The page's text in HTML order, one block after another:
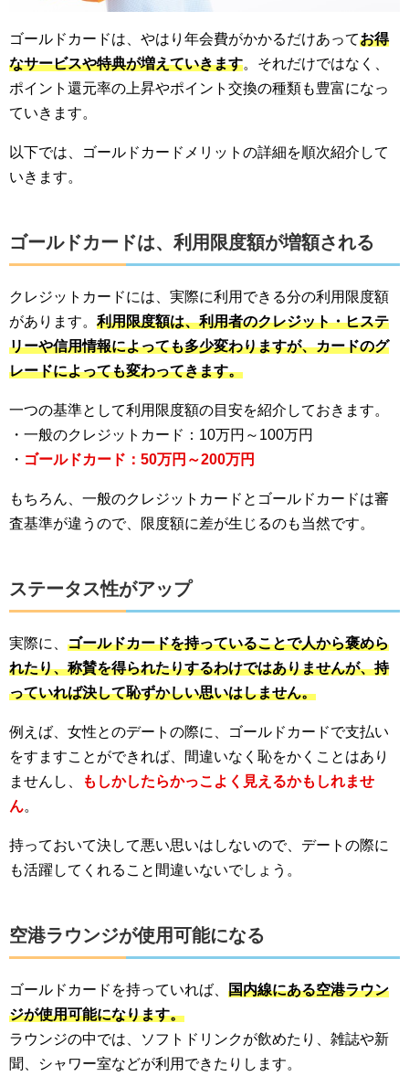
ゴールドカードは、やはり年会費がかかるだけあってお得
なサービスや特典が増えていきます。それだけではなく、
ポイント還元率の上昇やポイント交換の種類も豊富になっ
ていきます。
以下では、ゴールドカードメリットの詳細を順次紹介して
いきます。
ゴールドカードは、利用限度額が増額される
クレジットカードには、実際に利用できる分の利用限度額
があります。 利用限度額は、利用者のクレジット・ヒステ
リーや信用情報によっても多少変わりますが、カードのグ
レードによっても変わってきます。
一つの基準として利用限度額の目安を紹介しておきます。
・一般のクレジットカード：10万円～100万円
・ ゴールドカード： 50万円～200万円
もちろん、一般のクレジットカードとゴールドカードは審
査基準が違うので、限度額に差が生じるのも当然です。
ステータス性がアップ
実際に、 ゴールドカードを持っていることで人から褒めら
れたり、称賛を得られたりするわけではありませんが、持
っていれば決して恥ずかしい思いはしません。
例えば、女性とのデートの際に、ゴールドカードで支払い
をすますことができれば、間違いなく恥をかくことはあり
ませんし、
もしかしたらかっこよく見えるかもしれませ
ん。
持っておいて決して悪い思いはしないので、デートの際に
も活躍してくれること間違いないでしょう。
空港ラウンジが使用可能になる
ゴールドカードを持っていれば、 国内線にある空港ラウン
ジが使用可能になります。
ラウンジの中では、ソフトドリンクが飲めたり、雑誌や新
聞、シャワー室などが利用できたりします。